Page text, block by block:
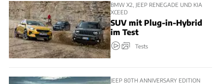
BMW X2, JEEP RENEGADE UND KIA
XCEED
SUV mit Plug-in-Hybrid
im Test
Tests
JEEP 80TH ANNIVERSARY EDITION